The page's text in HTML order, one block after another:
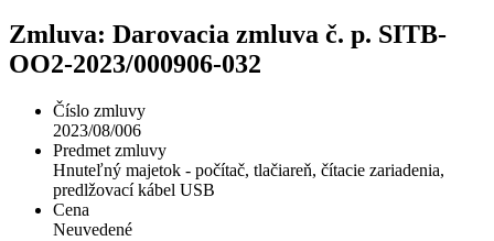
Zmluva: Darovacia zmluva č. p. SITB-
OO2-2023/000906-032
Číslo zmluvy
2023/08/006
Predmet zmluvy
Hnuteľný majetok - počítač, tlačiareň, čítacie zariadenia,
predlžovací kábel USB
Cena
Neuvedené